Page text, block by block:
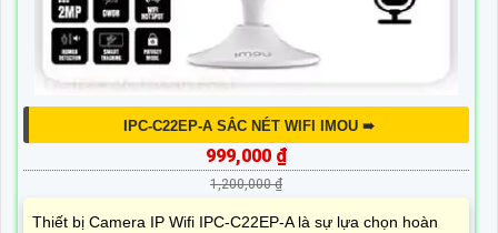
IPC-C22EP-A SẮC NÉT WIFI IMOU ➠
999,000 ₫
1,200,000 ₫
Thiết bị Camera IP Wifi IPC-C22EP-A là sự lựa chọn hoàn